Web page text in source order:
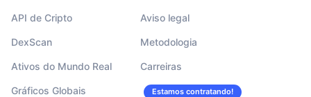
API de Cripto
DexScan
Ativos do Mundo Real
Gráficos Globais
Aviso legal
Metodologia
Carreiras
Estamos contratando!